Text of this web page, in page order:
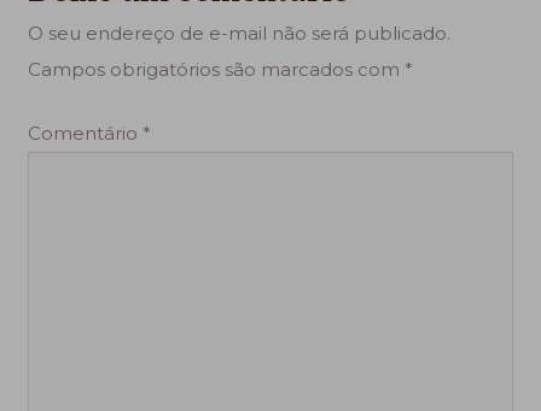
O seu endereço de e-mail não será publicado.
Campos obrigatórios são marcados com *
Comentário *